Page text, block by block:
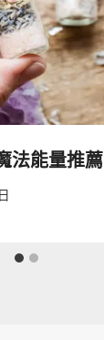
法能量推薦